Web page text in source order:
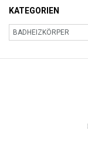
KATEGORIEN